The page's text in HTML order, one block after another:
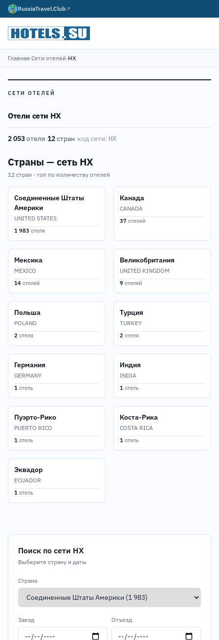
RussiaTravel.Club↗
Главная›Сети отелей›HX
СЕТИ ОТЕЛЕЙ
Отели сети HX
2 053отеля·12стран·код сети: HX
Страны — сеть HX
12 стран · топ по количеству отелей
Соединенные Штаты
Америки
UNITED STATES
1 983 отеля
Канада
CANADA
37 отелей
Мексика
MEXICO
14 отелей
Великобритания
UNITED KINGDOM
9 отелей
Польша
POLAND
2 отеля
Турция
TURKEY
2 отеля
Германия
GERMANY
1 отель
Индия
INDIA
1 отель
Пуэрто-Рико
PUERTO RICO
1 отель
Коста-Рика
COSTA RICA
1 отель
Эквадор
ECUADOR
1 отель
Поиск по сети HX
Выберите страну и даты
Страна
Заезд Отъезд